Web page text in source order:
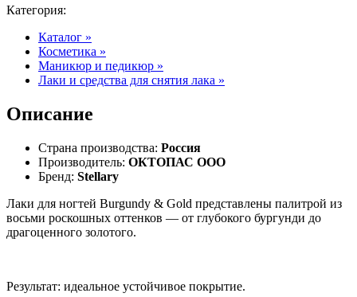
Категория:
Каталог »
Косметика »
Маникюр и педикюр »
Лаки и средства для снятия лака »
Описание
Страна производства: Россия
Производитель: ОКТОПАС ООО
Бренд: Stellary
Лаки для ногтей Burgundy & Gold представлены палитрой из
восьми роскошных оттенков — от глубокого бургунди до
драгоценного золотого.
Результат: идеальное устойчивое покрытие.